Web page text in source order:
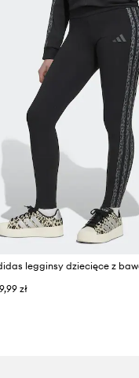
legginsy dziecięce z
zł